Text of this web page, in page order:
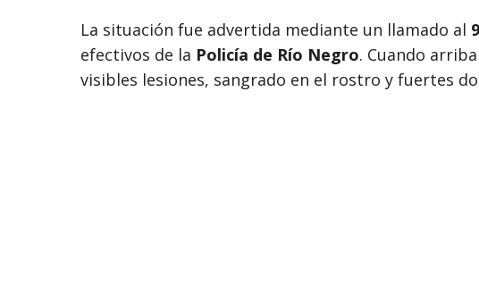
La situación fue advertida mediante un llamado al
efectivos de la Policía de Río Negro. Cuando
visibles lesiones, sangrado en el rostro y fuertes